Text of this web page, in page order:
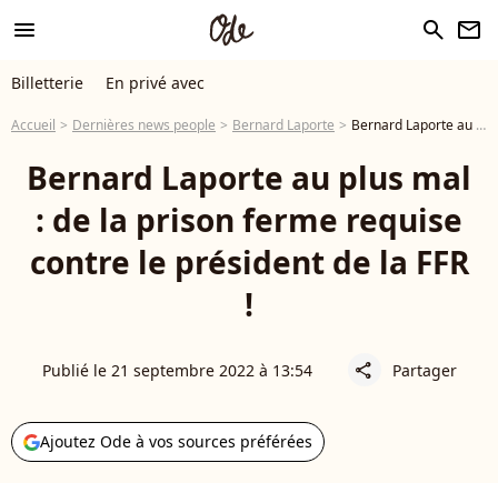
menu search newsletter
Billetterie En privé avec
Accueil Dernières news people Bernard Laporte Bernard Laporte au plus mal : de la prison ferme requise contre le président de la FFR !
Bernard Laporte au plus mal
: de la prison ferme requise
contre le président de la FFR
!
Publié le 21 septembre 2022 à 13:54 share Partager
Ajoutez Ode à vos sources préférées